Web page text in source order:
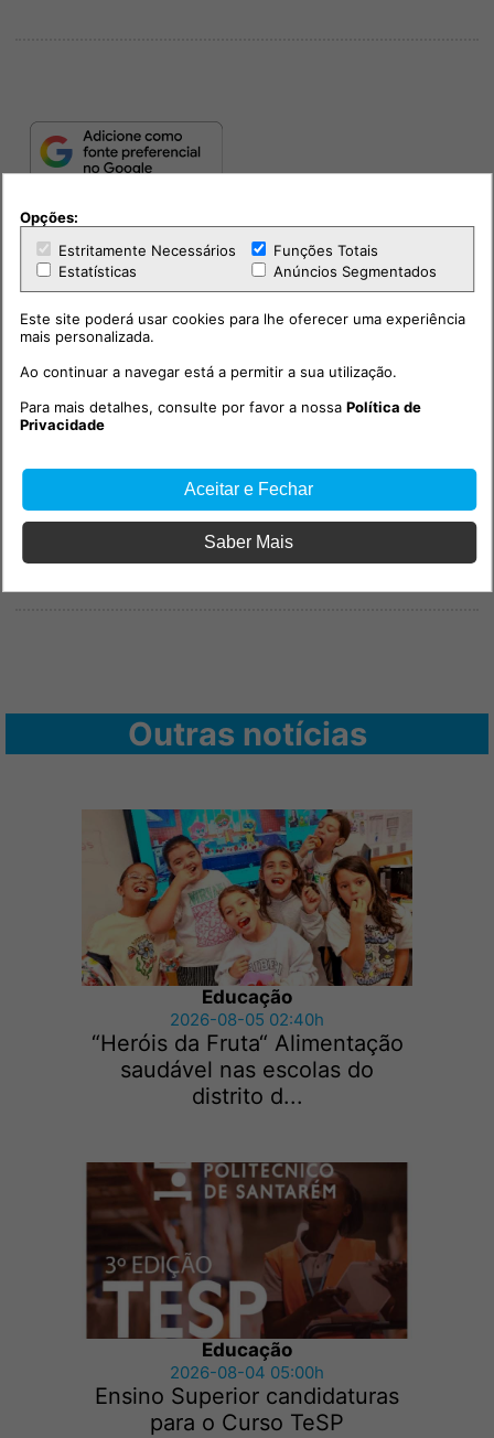
PUB
Outras notícias
Educação
2026-08-05 02:40h
“Heróis da Fruta“ Alimentação
saudável nas escolas do
distrito d...
Educação
2026-08-04 05:00h
Ensino Superior candidaturas
para o Curso TeSP
Opções:
Estritamente Necessários
Funções Totais
Estatísticas
Anúncios Segmentados
Este site poderá usar cookies para lhe oferecer uma experiência
mais personalizada.
Ao continuar a navegar está a permitir a sua utilização.
Para mais detalhes, consulte por favor a nossaPolítica de
Privacidade
Aceitar e Fechar
Saber Mais